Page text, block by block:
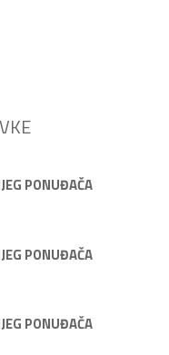
PONUĐAČA
PONUĐAČA
PONUĐAČA